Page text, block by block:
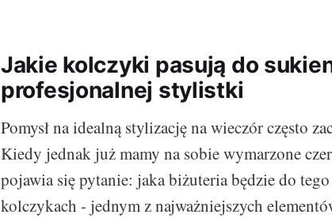
Jakie kolczyki pasują do
profesjonalnej stylistki
Pomysł na idealną stylizację na wieczór często
Kiedy jednak już mamy na sobie wymarzone
pojawia się pytanie: jaka biżuteria będzie do
kolczykach - jednym z najważniejszych